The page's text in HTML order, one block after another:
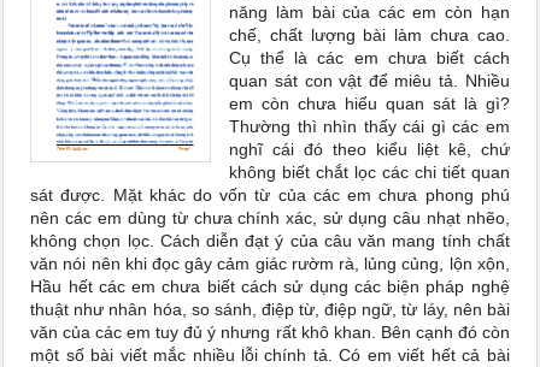
năng làm bài của các em còn hạn
chế, chất lượng bài làm chưa cao.
Cụ thể là các em chưa biết cách
quan sát con vật để miêu tả. Nhiều
em còn chưa hiểu quan sát là gì?
Thường thì nhìn thấy cái gì các em
nghĩ cái đó theo kiểu liệt kê, chứ
không biết chắt lọc các chi tiết quan
sát được. Mặt khác do vốn từ của các em chưa phong phú
nên các em dùng từ chưa chính xác, sử dụng câu nhạt nhẽo,
không chọn lọc. Cách diễn đạt ý của câu văn mang tính chất
văn nói nên khi đọc gây cảm giác rườm rà, lủng củng, lộn xộn,
Hầu hết các em chưa biết cách sử dụng các biện pháp nghệ
thuật như nhân hóa, so sánh, điệp từ, điệp ngữ, từ láy, nên bài
văn của các em tuy đủ ý nhưng rất khô khan. Bên cạnh đó còn
một số bài viết mắc nhiều lỗi chính tả. Có em viết hết cả bài